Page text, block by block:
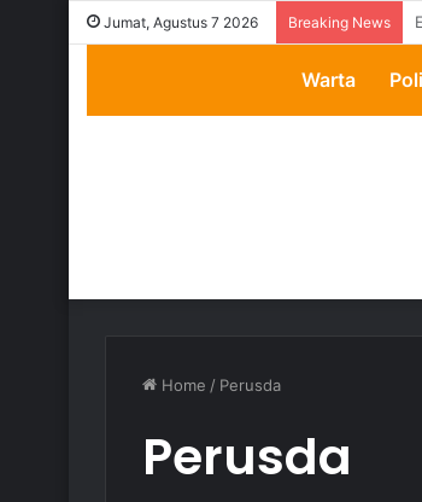
Jumat, Agustus 7 2026 Breaking News
Warta
Home / Perusda
Perusda